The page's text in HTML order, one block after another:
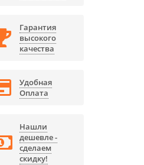
Гарантия
высокого
качества
Удобная
Оплата
Нашли
дешевле -
сделаем
скидку!